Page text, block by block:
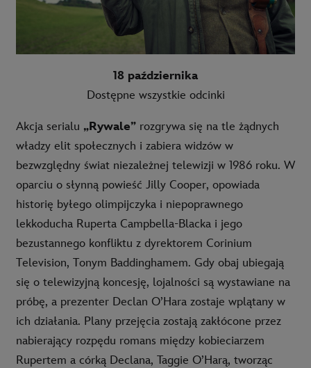
18 października
Dostępne wszystkie odcinki
Akcja serialu „Rywale” rozgrywa się na tle żądnych
władzy elit społecznych i zabiera widzów w
bezwzględny świat niezależnej telewizji w 1986 roku. W
oparciu o słynną powieść Jilly Cooper, opowiada
historię byłego olimpijczyka i niepoprawnego
lekkoducha Ruperta Campbella-Blacka i jego
bezustannego konfliktu z dyrektorem Corinium
Television, Tonym Baddinghamem. Gdy obaj ubiegają
się o telewizyjną koncesję, lojalności są wystawiane na
próbę, a prezenter Declan O’Hara zostaje wplątany w
ich działania. Plany przejęcia zostają zakłócone przez
nabierający rozpędu romans między kobieciarzem
Rupertem a córką Declana, Taggie O’Harą, tworząc